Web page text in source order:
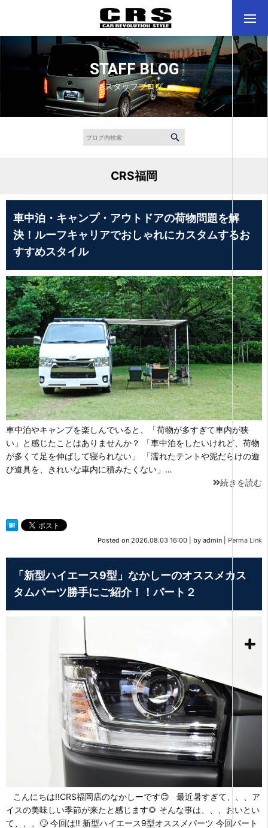
STAFF BLOG
スタッフブログ
CRS福岡
車中泊・キャンプ・アウトドアの荷物問題を解
決！ルーフキャリアでおしゃれにカスタムするお
すすめスタイル
車中泊やキャンプを楽しんでいると、「荷物が多すぎて車内が狭
い」と感じたことはありませんか？ 「車中泊をしたいけれど、荷物
が多くて足を伸ばして寝られない」 「濡れたテントや泥だらけの遊
び道具を、きれいな車内に積みたくない」…
続きを読む
Posted on 2026.08.03 16:00 by admin Perma Link
「新型ハイエース9型」なかしーのオススメカス
タムパーツ勝手にご紹介！！パート２
こんにちは‼CRS福岡店のなかしーです😊 最近暑すぎて、、、ア
イスの美味しい季節が来たと感じます🌻 そんな事は、、、おいとい
て、、、🙄 今回は‼ 新型ハイエース9型オススメパーツ 今回パート